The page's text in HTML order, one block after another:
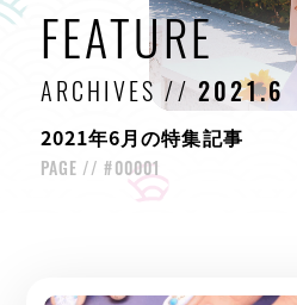
FEATURE
ARCHIVES // 2021.6
2021年6月の特集記事
PAGE // #00001